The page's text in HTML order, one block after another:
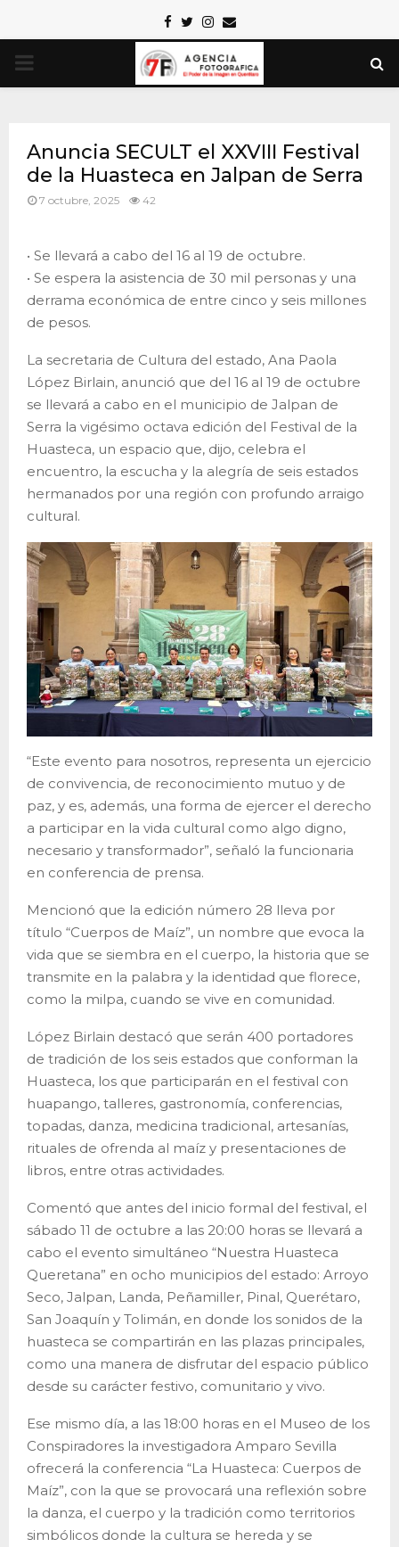
Facebook
TwitterInstagram
Email
PRIMARY
Anuncia SECULT el XXVIII Festival
de la Huasteca en Jalpan de Serra
7 octubre, 2025 42
• Se llevará a cabo del 16 al 19 de octubre.
• Se espera la asistencia de 30 mil personas y una
derrama económica de entre cinco y seis millones
de pesos.
La secretaria de Cultura del estado, Ana Paola
López Birlain, anunció que del 16 al 19 de octubre
se llevará a cabo en el municipio de Jalpan de
Serra la vigésimo octava edición del Festival de la
Huasteca, un espacio que, dijo, celebra el
encuentro, la escucha y la alegría de seis estados
hermanados por una región con profundo arraigo
cultural.
“Este evento para nosotros, representa un ejercicio
de convivencia, de reconocimiento mutuo y de
paz, y es, además, una forma de ejercer el derecho
a participar en la vida cultural como algo digno,
necesario y transformador”, señaló la funcionaria
en conferencia de prensa.
Mencionó que la edición número 28 lleva por
título “Cuerpos de Maíz”, un nombre que evoca la
vida que se siembra en el cuerpo, la historia que se
transmite en la palabra y la identidad que florece,
como la milpa, cuando se vive en comunidad.
López Birlain destacó que serán 400 portadores
de tradición de los seis estados que conforman la
Huasteca, los que participarán en el festival con
huapango, talleres, gastronomía, conferencias,
topadas, danza, medicina tradicional, artesanías,
rituales de ofrenda al maíz y presentaciones de
libros, entre otras actividades.
Comentó que antes del inicio formal del festival, el
sábado 11 de octubre a las 20:00 horas se llevará a
cabo el evento simultáneo “Nuestra Huasteca
Queretana” en ocho municipios del estado: Arroyo
Seco, Jalpan, Landa, Peñamiller, Pinal, Querétaro,
San Joaquín y Tolimán, en donde los sonidos de la
huasteca se compartirán en las plazas principales,
como una manera de disfrutar del espacio público
desde su carácter festivo, comunitario y vivo.
Ese mismo día, a las 18:00 horas en el Museo de los
Conspiradores la investigadora Amparo Sevilla
ofrecerá la conferencia “La Huasteca: Cuerpos de
Maíz”, con la que se provocará una reflexión sobre
la danza, el cuerpo y la tradición como territorios
simbólicos donde la cultura se hereda y se